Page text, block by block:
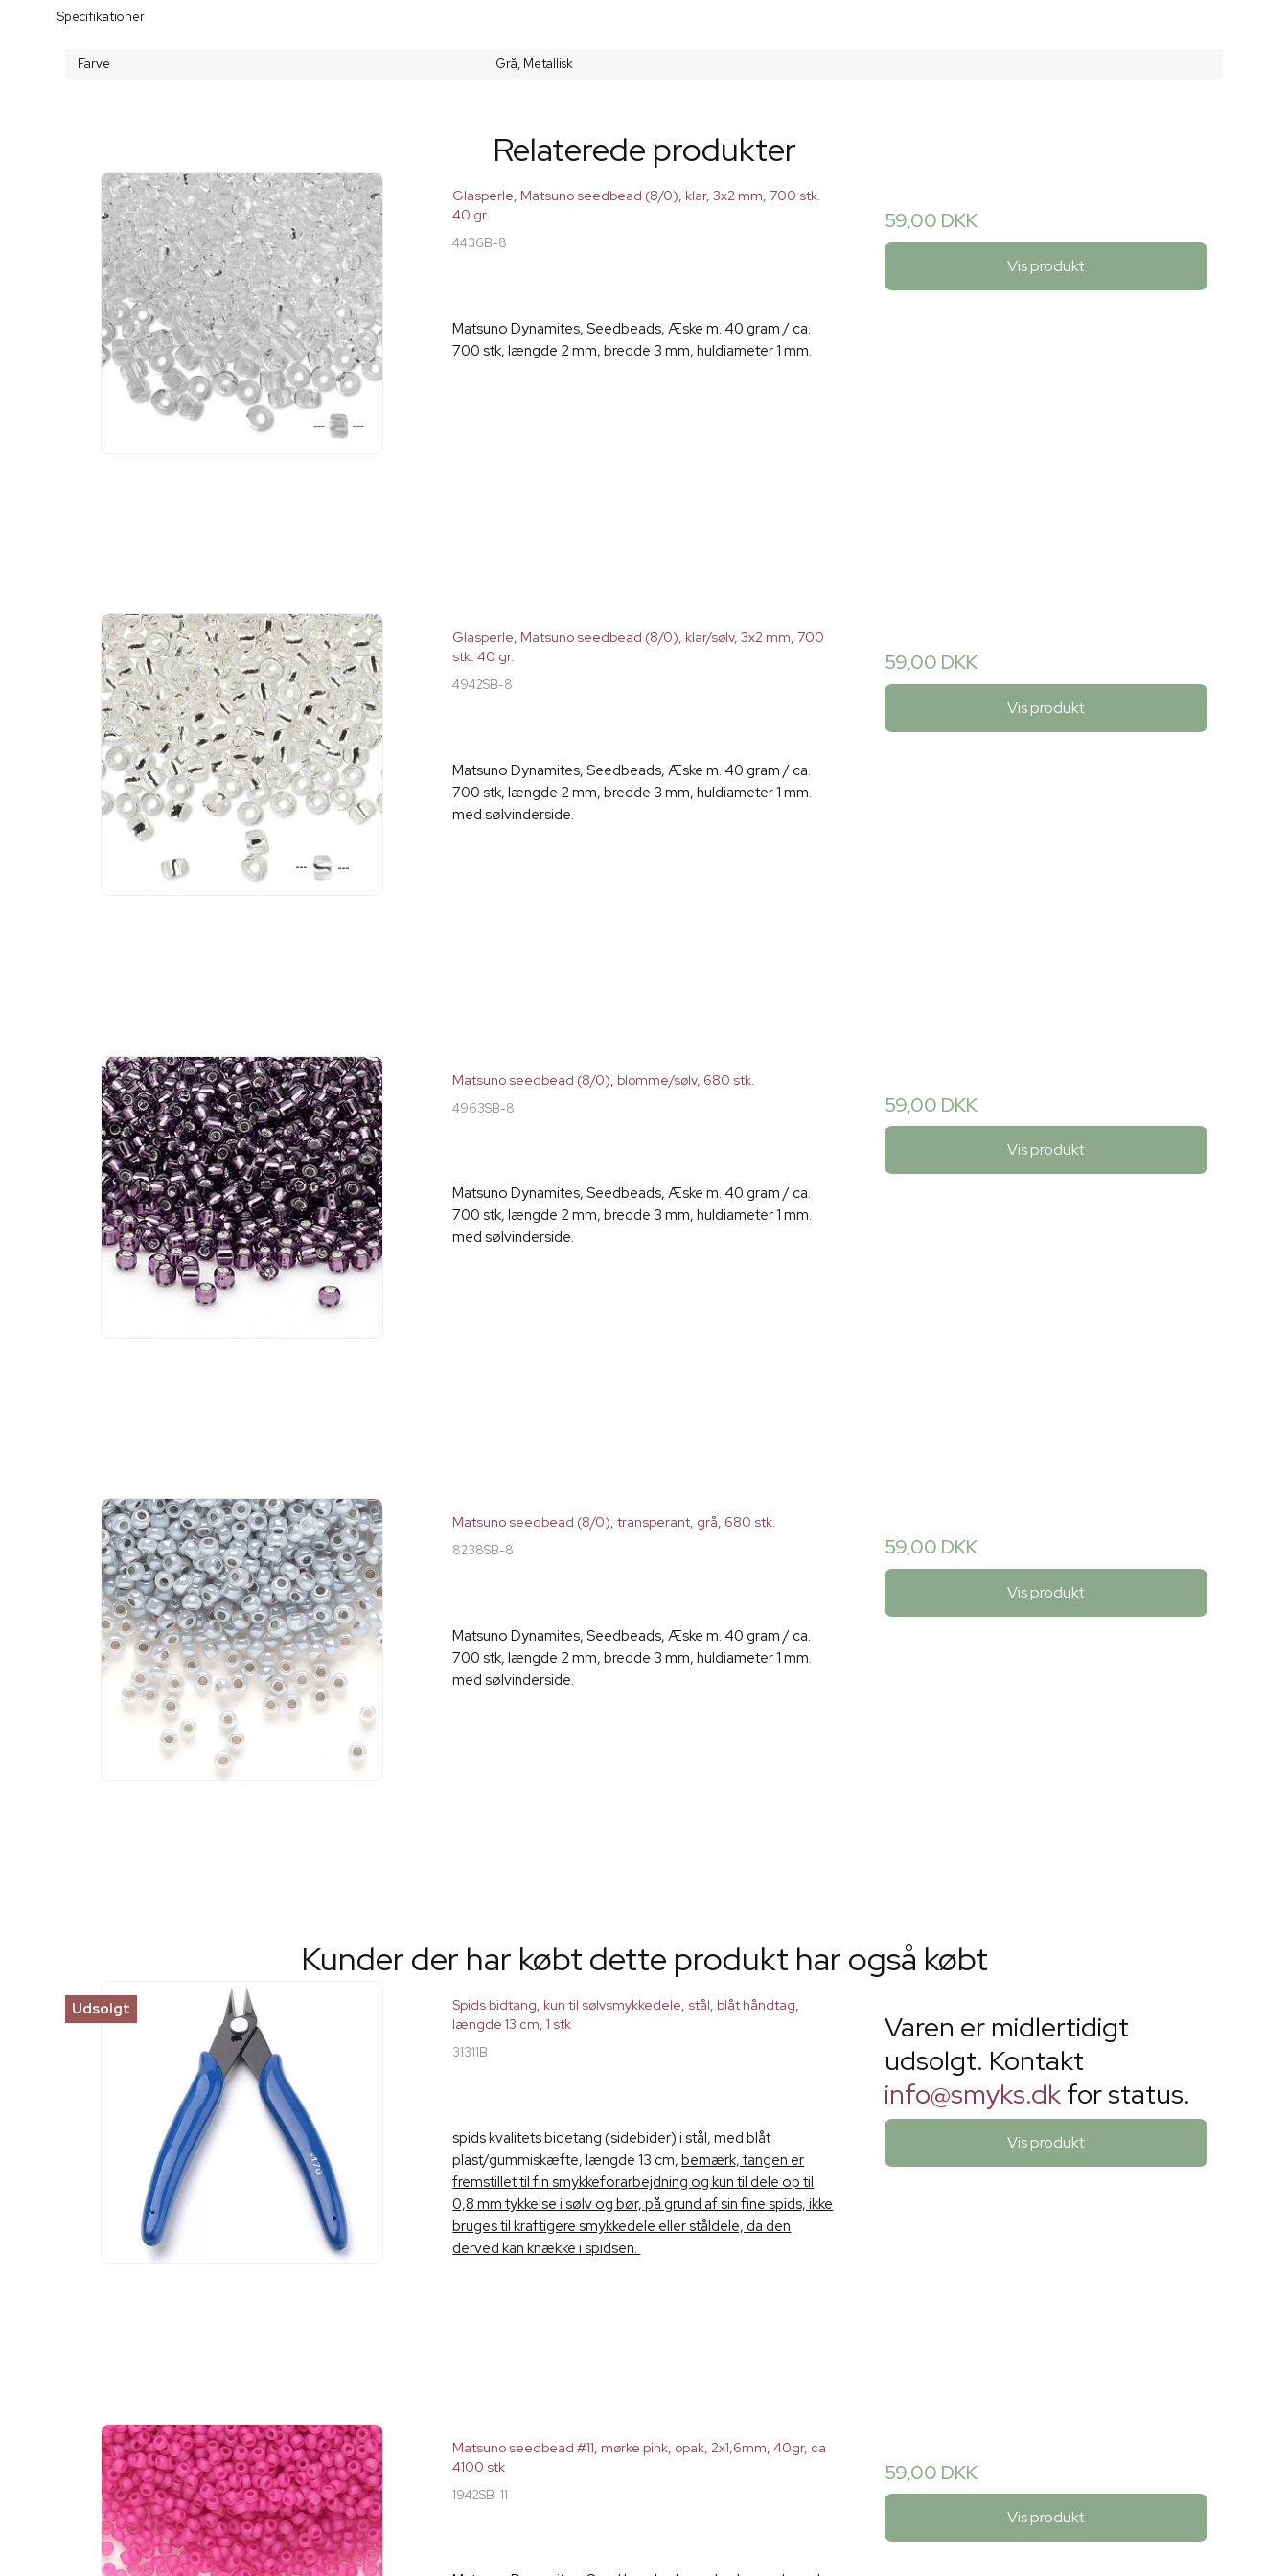
Specifikationer
Farve Grå, Metallisk
Relaterede produkter
Glasperle, Matsuno seedbead (8/0), klar, 3x2 mm, 700 stk.
40 gr.
4436B-8
Matsuno Dynamites, Seedbeads, Æske m. 40 gram / ca.
700 stk, længde 2 mm, bredde 3 mm, huldiameter 1 mm.
59,00 DKK
Vis produkt
Glasperle, Matsuno seedbead (8/0), klar/sølv, 3x2 mm, 700
stk. 40 gr.
4942SB-8
Matsuno Dynamites, Seedbeads, Æske m. 40 gram / ca.
700 stk, længde 2 mm, bredde 3 mm, huldiameter 1 mm.
med sølvinderside.
59,00 DKK
Vis produkt
Matsuno seedbead (8/0), blomme/sølv, 680 stk.
4963SB-8
Matsuno Dynamites, Seedbeads, Æske m. 40 gram / ca.
700 stk, længde 2 mm, bredde 3 mm, huldiameter 1 mm.
med sølvinderside.
59,00 DKK
Vis produkt
Matsuno seedbead (8/0), transperant, grå, 680 stk.
8238SB-8
Matsuno Dynamites, Seedbeads, Æske m. 40 gram / ca.
700 stk, længde 2 mm, bredde 3 mm, huldiameter 1 mm.
med sølvinderside.
59,00 DKK
Vis produkt
Kunder der har købt dette produkt har også købt
Udsolgt
Spids bidtang, kun til sølvsmykkedele, stål, blåt håndtag,
længde 13 cm, 1 stk
31311B
spids kvalitets bidetang (sidebider) i stål, med blåt
plast/gummiskæfte, længde 13 cm,bemærk, tangen er
fremstillet til fin smykkeforarbejdning og kun til dele op til
0,8 mm tykkelse i sølv og bør, på grund af sin fine spids, ikke
bruges til kraftigere smykkedele eller ståldele, da den
derved kan knække i spidsen.
Varen er midlertidigt
udsolgt. Kontakt
info@smyks.dkfor status.
Vis produkt
Matsuno seedbead #11, mørke pink, opak, 2x1,6mm, 40gr, ca
4100 stk
1942SB-11
59,00 DKK
Vis produkt